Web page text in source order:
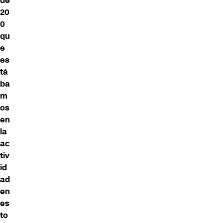
20
0
qu
e
es
tá
ba
m
os
en
la
ac
tiv
id
ad
en
es
to